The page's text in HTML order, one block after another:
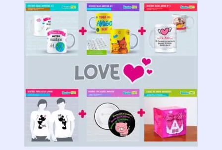
hasta
S/. 48,00